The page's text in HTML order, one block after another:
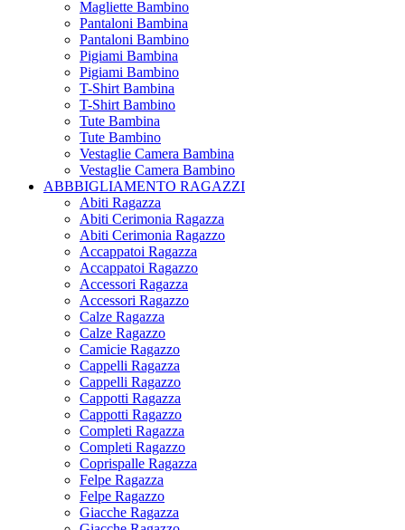
Magliette Bambino
Pantaloni Bambina
Pantaloni Bambino
Pigiami Bambina
Pigiami Bambino
T-Shirt Bambina
T-Shirt Bambino
Tute Bambina
Tute Bambino
Vestaglie Camera Bambina
Vestaglie Camera Bambino
ABBBIGLIAMENTO RAGAZZI
Abiti Ragazza
Abiti Cerimonia Ragazza
Abiti Cerimonia Ragazzo
Accappatoi Ragazza
Accappatoi Ragazzo
Accessori Ragazza
Accessori Ragazzo
Calze Ragazza
Calze Ragazzo
Camicie Ragazzo
Cappelli Ragazza
Cappelli Ragazzo
Cappotti Ragazza
Cappotti Ragazzo
Completi Ragazza
Completi Ragazzo
Coprispalle Ragazza
Felpe Ragazza
Felpe Ragazzo
Giacche Ragazza